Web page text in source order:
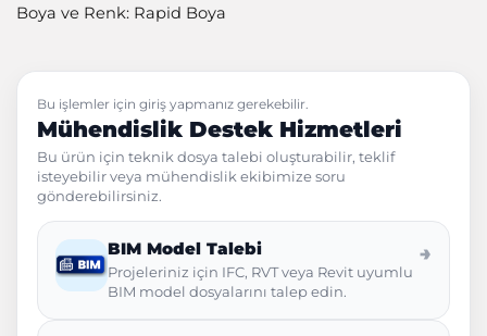
Boya ve Renk: Rapid Boya
Bu işlemler için giriş yapmanız gerekebilir.
Mühendislik Destek Hizmetleri
Bu ürün için teknik dosya talebi oluşturabilir, teklif
isteyebilir veya mühendislik ekibimize soru
gönderebilirsiniz.
BIM Model Talebi
Projeleriniz için IFC, RVT veya Revit uyumlu
BIM model dosyalarını talep edin.
→